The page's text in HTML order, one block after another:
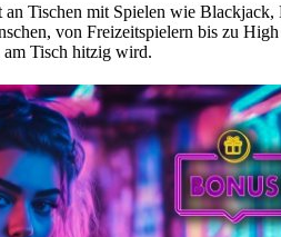
an Tischen mit Spielen wie
von Freizeitspielern bis zu
am Tisch hitzig wird.